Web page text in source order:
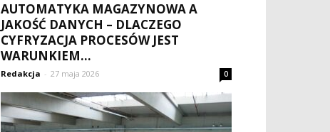
AUTOMATYKA MAGAZYNOWA A
JAKOŚĆ DANYCH – DLACZEGO
CYFRYZACJA PROCESÓW JEST
WARUNKIEM...
Redakcja - 27 maja 2026 0